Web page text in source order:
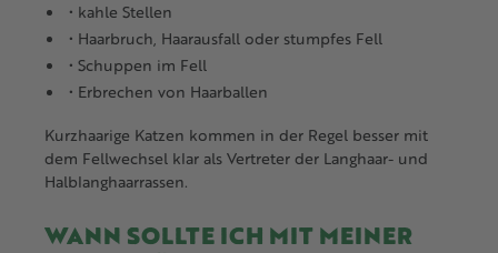
• kahle Stellen
• Haarbruch, Haarausfall oder stumpfes Fell
• Schuppen im Fell
• Erbrechen von Haarballen
Kurzhaarige Katzen kommen in der Regel besser mit
dem Fellwechsel klar als Vertreter der Langhaar- und
Halblanghaarrassen.
WANN SOLLTE ICH MIT MEINER